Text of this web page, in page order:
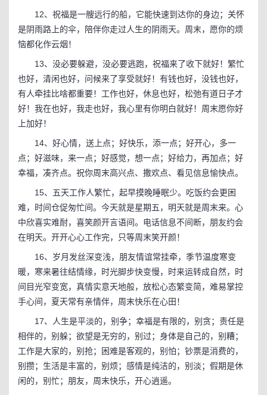
12、祝福是一艘远行的船，它能快速到达你的身边；关怀
是阴雨路上的伞，陪伴你走过人生的阴雨天。周末，愿你的烦
恼都化作云烟！
13、没必要躲避，没必要逃跑，祝福来了收下就好！繁忙
也好，清闲也好，问候来了享受就好！有钱也好，没钱也好，
有人牵挂比啥都重要！工作也好，休息也好，松弛有道日子才
好！我在也好，我走也好，我心里有你明白就好！周末愿你好
上加好！
14、好心情，送上点；好快乐，添一点；好开心，多一
点；好滋味，来一点；好感觉，想一点；好给力，再加点；好
幸福，凑齐点。祝你周末高兴点、撒欢点、看见信息愉快点。
15、五天工作人繁忙，起早摸晚睡眠少。吃饭约会更困
难，时间仓促匆忙间。今天就是星期五，明天就是周末来。心
中欣喜实难耐，喜笑颜开言语间。电话信息不间断，朋友约会
在明天。开开心心工作完，只等周末笑开颜！
16、岁月发丝深变浅，朋友情谊常挂牵，季节温度寒变
暖，寒来暑往结情缘，时光脚步快变慢，时来运转成自然，时
间目光窄变宽，真情实意天地般，放松心态繁变简，难易掌控
手心间，夏天常有亲情伴，周末快乐在心田！
17、人生是平淡的，别争；幸福是有限的，别贪；责任是
相伴的，别躲；欲望是无穷的，别过；身体是自己的，别糟；
工作是大家的，别抢；困难是客观的，别怕；钞票是消费的，
别攒；生活是丰富的，别烦；感情是纯洁的，别淡；假期是休
闲的，别忙；朋友，周末快乐，开心逍遥。